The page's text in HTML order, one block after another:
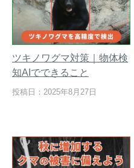
ツキノワグマ対策｜物体検
知AIでできること
投稿日：2025年8月27日